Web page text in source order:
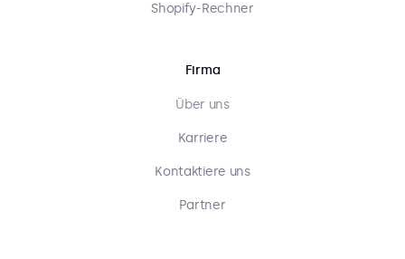
Shopify-Rechner
Firma
Über uns
Karriere
Kontaktiere uns
Partner